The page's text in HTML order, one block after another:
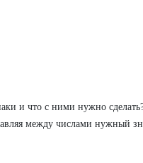
и что с ними нужно
между числами нужный